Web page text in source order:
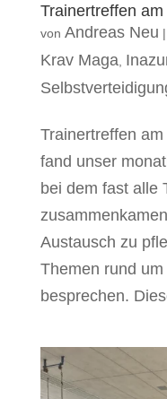
Trainertreffen
von Andreas Neu |
Krav Maga
Trainertreffen
fand unser
bei dem fast alle
Austausch zu
Themen rund
besprechen.